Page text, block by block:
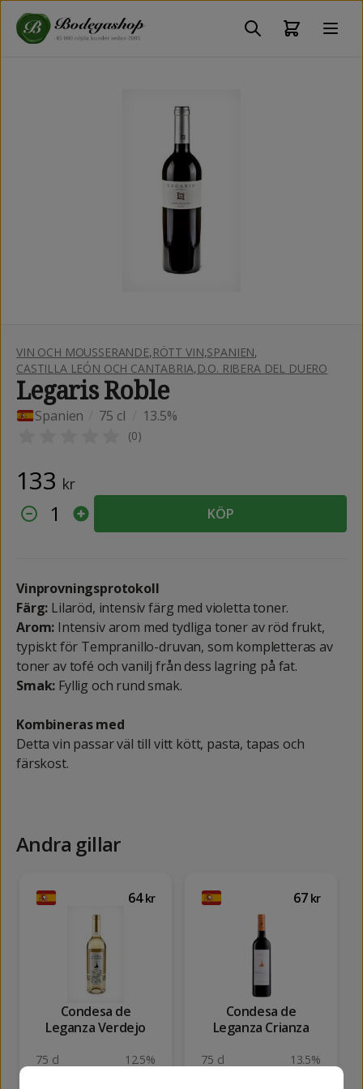
VIN OCH MOUSSERANDE,RÖTT VIN,SPANIEN,
CASTILLA LEÓN OCH CANTABRIA,D.O. RIBERA DEL DUERO
Legaris Roble
Spanien 75 cl 13.5%
(0)
133 kr
1 KÖP
Vinprovningsprotokoll
Färg: Lilaröd, intensiv färg med violetta toner.
Arom: Intensiv arom med tydliga toner av röd frukt,
typiskt för Tempranillo-druvan, som kompletteras av
toner av tofé och vanilj från dess lagring på fat.
Smak: Fyllig och rund smak.
Kombineras med
Detta vin passar väl till vitt kött, pasta, tapas och
färskost.
Andra gillar
64kr
Condesa de
Leganza Verdejo
75 cl 12.5%
67 kr
Condesa de
Leganza Crianza
75 cl 13.5%